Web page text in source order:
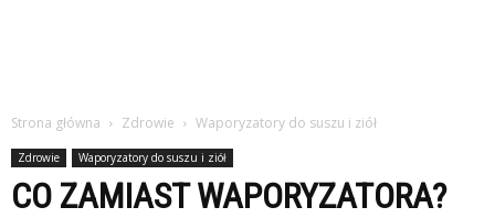
Strona główna Zdrowie Waporyzatory do suszu i ziół
Zdrowie Waporyzatory do suszu i ziół
CO ZAMIAST WAPORYZATORA?